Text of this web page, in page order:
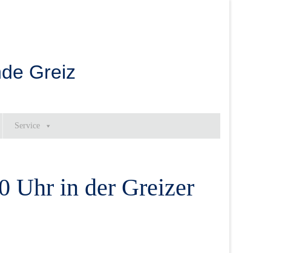
Greiz
Service
Uhr in der Greizer